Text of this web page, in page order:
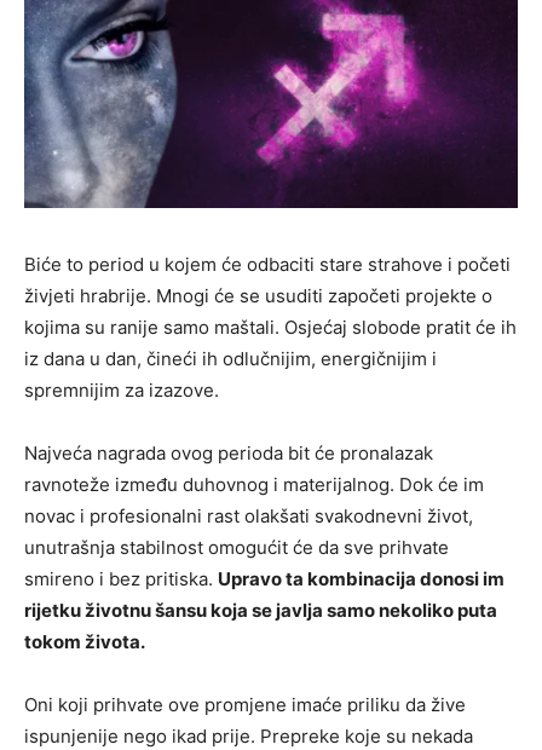
Biće to period u kojem će odbaciti stare strahove i početi
živjeti hrabrije. Mnogi će se usuditi započeti projekte o
kojima su ranije samo maštali. Osjećaj slobode pratit će ih
iz dana u dan, čineći ih odlučnijim, energičnijim i
spremnijim za izazove.
Najveća nagrada ovog perioda bit će pronalazak
ravnoteže između duhovnog i materijalnog. Dok će im
novac i profesionalni rast olakšati svakodnevni život,
unutrašnja stabilnost omogućit će da sve prihvate
smireno i bez pritiska. Upravo ta kombinacija donosi im
rijetku životnu šansu koja se javlja samo nekoliko puta
tokom života.
Oni koji prihvate ove promjene imaće priliku da žive
ispunjenije nego ikad prije. Prepreke koje su nekada